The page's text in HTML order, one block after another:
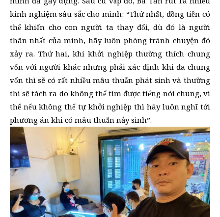
kinh nghiệm sâu sắc cho mình: “Thứ nhất, đồng tiền có
thể khiến cho con người ta thay đổi, dù đó là người
thân nhất của mình, hãy luôn phòng tránh chuyện đó
xảy ra. Thứ hai, khi khởi nghiệp thường thích chung
vốn với người khác nhưng phải xác định khi đã chung
vốn thì sẽ có rất nhiều mâu thuẫn phát sinh và thường
thì sẽ tách ra do không thể tìm được tiếng nói chung, vì
thế nếu không thể tự khởi nghiệp thì hãy luôn nghĩ tới
phương án khi có mâu thuẫn nảy sinh”.